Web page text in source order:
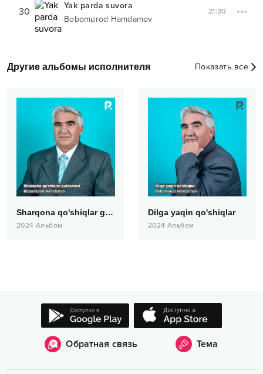
30
Yak parda suvora
Bobomurod Hamdamov
21:30
Другие альбомы исполнителя Показать все
Sharqona qo'shiqlar guldastasi
2024 Альбом
Dilga yaqin qo'shiqlar
2024 Альбом
Обратная связь Тема